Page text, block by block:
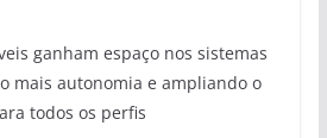
ganham espaço nos sistemas
mais autonomia e ampliando o
todos os perfis